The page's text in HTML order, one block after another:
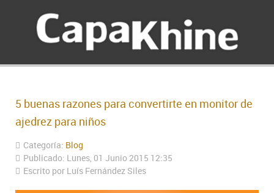
5 buenas razones para convertirte en monitor de
ajedrez para niños
Categoría: Blog
Publicado: Lunes, 01 Junio 2015 12:35
Escrito por Luís Fernández Siles